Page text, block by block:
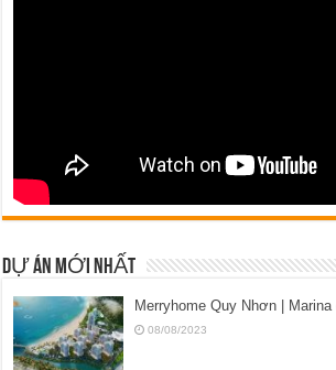
DỰ ÁN MỚI NHẤT
Merryhome Quy Nhơn |
08/08/2023